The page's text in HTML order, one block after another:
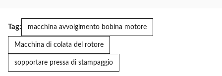
Tag: macchina avvolgimento bobina motore
Macchina di colata del rotore
sopportare pressa di stampaggio